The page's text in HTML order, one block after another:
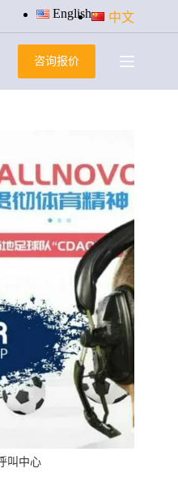
English 中文
咨询报价
叫中心